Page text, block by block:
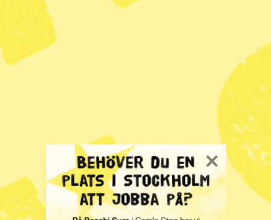
24–27 maj ställs utedassen ut på arkitektskolan, och
kommer därefter att placeras ut i Stockholms
naturreservat i Årstaskogen, i Rågsved/Snösätra och i
Zoom